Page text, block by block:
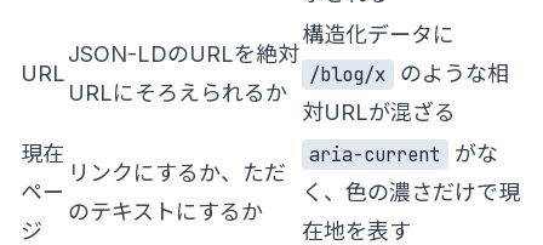
URL
JSON-LDのURLを絶対
URLにそろえられるか
構造化データに
/blog/x
のような相
対URLが混ざる
現在
ペー
ジ
リンクにするか、ただ
のテキストにするか
aria-current
がな
く、色の濃さだけで現
在地を表す